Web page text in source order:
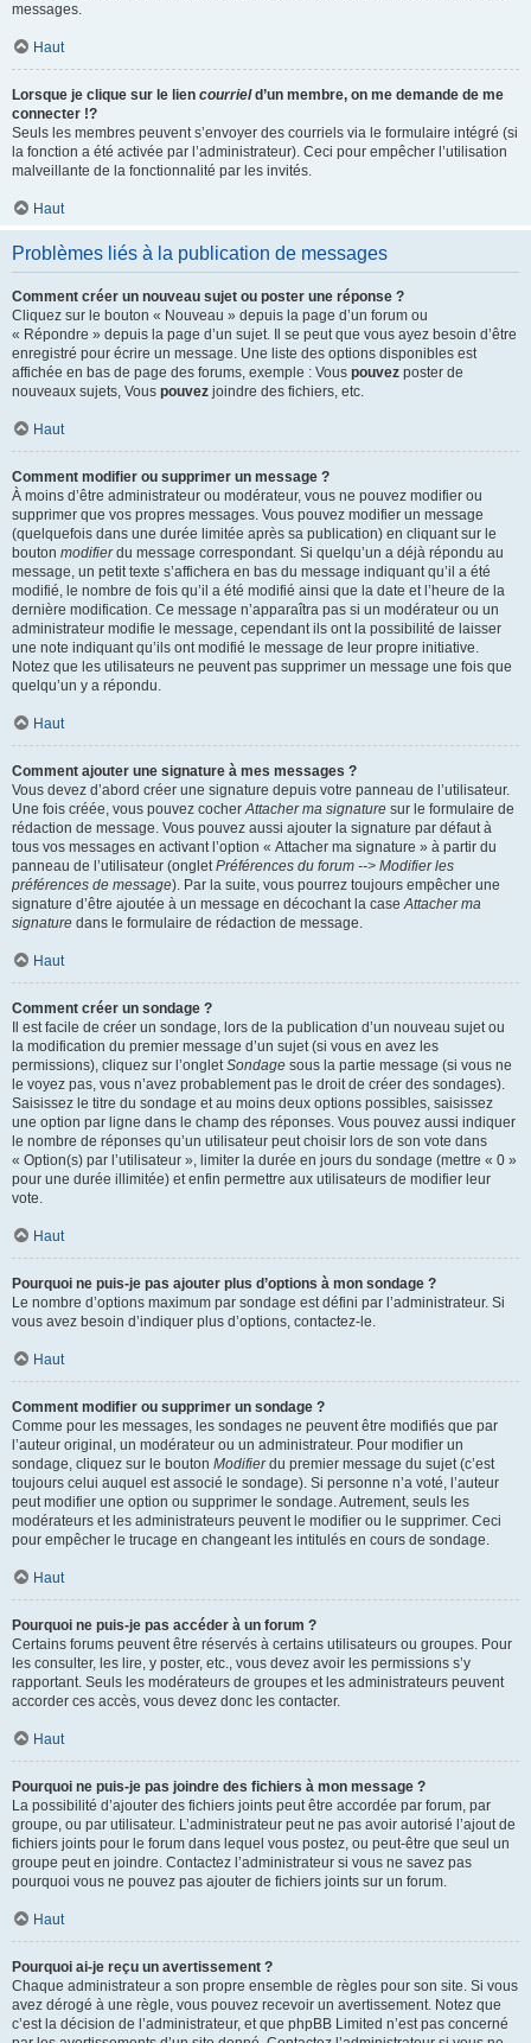
messages.
Haut
Lorsque je clique sur le lien courrield’un membre, on me demande de me
connecter !?
Seuls les membres peuvent s’envoyer des courriels via le formulaire intégré (si
la fonction a été activée par l’administrateur). Ceci pour empêcher l’utilisation
malveillante de la fonctionnalité par les invités.
Haut
Problèmes liés à la publication de messages
Comment créer un nouveau sujet ou poster une réponse ?
Cliquez sur le bouton « Nouveau » depuis la page d’un forum ou
« Répondre » depuis la page d’un sujet. Il se peut que vous ayez besoin d’être
enregistré pour écrire un message. Une liste des options disponibles est
affichée en bas de page des forums, exemple : Vous pouvez poster de
nouveaux sujets, Vous pouvez joindre des fichiers, etc.
Haut
Comment modifier ou supprimer un message ?
À moins d’être administrateur ou modérateur, vous ne pouvez modifier ou
supprimer que vos propres messages. Vous pouvez modifier un message
(quelquefois dans une durée limitée après sa publication) en cliquant sur le
bouton modifierdu message correspondant. Si quelqu’un a déjà répondu au
message, un petit texte s’affichera en bas du message indiquant qu’il a été
modifié, le nombre de fois qu’il a été modifié ainsi que la date et l’heure de la
dernière modification. Ce message n’apparaîtra pas si un modérateur ou un
administrateur modifie le message, cependant ils ont la possibilité de laisser
une note indiquant qu’ils ont modifié le message de leur propre initiative.
Notez que les utilisateurs ne peuvent pas supprimer un message une fois que
quelqu’un y a répondu.
Haut
Comment ajouter une signature à mes messages ?
Vous devez d’abord créer une signature depuis votre panneau de l’utilisateur.
Une fois créée, vous pouvez cocherAttacher ma signature sur le formulaire de
rédaction de message. Vous pouvez aussi ajouter la signature par défaut à
tous vos messages en activant l’option « Attacher ma signature » à partir du
panneau de l’utilisateur (ongletPréférences du forum --> Modifier les
préférences de message). Par la suite, vous pourrez toujours empêcher une
signature d’être ajoutée à un message en décochant la caseAttacher ma
signature dans le formulaire de rédaction de message.
Haut
Comment créer un sondage ?
Il est facile de créer un sondage, lors de la publication d’un nouveau sujet ou
la modification du premier message d’un sujet (si vous en avez les
permissions), cliquez sur l’ongletSondage sous la partie message (si vous ne
le voyez pas, vous n’avez probablement pas le droit de créer des sondages).
Saisissez le titre du sondage et au moins deux options possibles, saisissez
une option par ligne dans le champ des réponses. Vous pouvez aussi indiquer
le nombre de réponses qu’un utilisateur peut choisir lors de son vote dans
« Option(s) par l’utilisateur », limiter la durée en jours du sondage (mettre « 0 »
pour une durée illimitée) et enfin permettre aux utilisateurs de modifier leur
vote.
Haut
Pourquoi ne puis-je pas ajouter plus d’options à mon sondage ?
Le nombre d’options maximum par sondage est défini par l’administrateur. Si
vous avez besoin d’indiquer plus d’options, contactez-le.
Haut
Comment modifier ou supprimer un sondage ?
Comme pour les messages, les sondages ne peuvent être modifiés que par
l’auteur original, un modérateur ou un administrateur. Pour modifier un
sondage, cliquez sur le bouton Modifierdu premier message du sujet (c’est
toujours celui auquel est associé le sondage). Si personne n’a voté, l’auteur
peut modifier une option ou supprimer le sondage. Autrement, seuls les
modérateurs et les administrateurs peuvent le modifier ou le supprimer. Ceci
pour empêcher le trucage en changeant les intitulés en cours de sondage.
Haut
Pourquoi ne puis-je pas accéder à un forum ?
Certains forums peuvent être réservés à certains utilisateurs ou groupes. Pour
les consulter, les lire, y poster, etc., vous devez avoir les permissions s’y
rapportant. Seuls les modérateurs de groupes et les administrateurs peuvent
accorder ces accès, vous devez donc les contacter.
Haut
Pourquoi ne puis-je pas joindre des fichiers à mon message ?
La possibilité d’ajouter des fichiers joints peut être accordée par forum, par
groupe, ou par utilisateur. L’administrateur peut ne pas avoir autorisé l’ajout de
fichiers joints pour le forum dans lequel vous postez, ou peut-être que seul un
groupe peut en joindre. Contactez l’administrateur si vous ne savez pas
pourquoi vous ne pouvez pas ajouter de fichiers joints sur un forum.
Haut
Pourquoi ai-je reçu un avertissement ?
Chaque administrateur a son propre ensemble de règles pour son site. Si vous
avez dérogé à une règle, vous pouvez recevoir un avertissement. Notez que
c’est la décision de l’administrateur, et que phpBB Limited n’est pas concerné